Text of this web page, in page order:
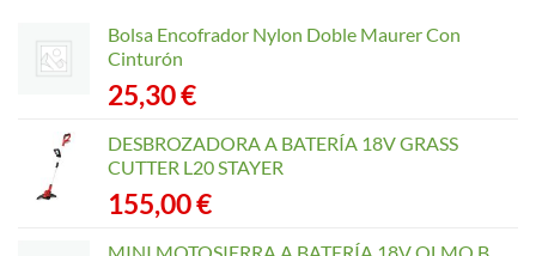
Bolsa Encofrador Nylon Doble Maurer Con
Cinturón
25,30€
DESBROZADORA A BATERÍA 18V GRASS
CUTTER L20 STAYER
155,00€